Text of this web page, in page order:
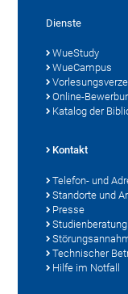
Dienste
WueStudy
WueCampus
Online-
Katalog der
Kontakt
Telefon- und
Standorte und
Presse
Studienberatung
Technischer
Hilfe im Notfall